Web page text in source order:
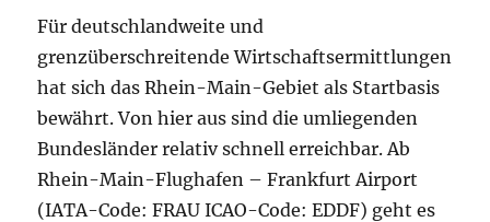
Für deutschlandweite und
grenzüberschreitende Wirtschaftsermittlungen
hat sich das Rhein-Main-Gebiet als Startbasis
bewährt. Von hier aus sind die umliegenden
Bundesländer relativ schnell erreichbar. Ab
Rhein-Main-Flughafen – Frankfurt Airport
(IATA-Code: FRAU ICAO-Code: EDDF) geht es